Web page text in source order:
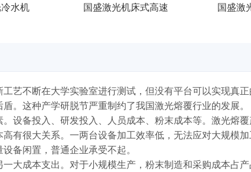
水机 国盛激光机床式高速 国盛激
艺不断在大学实验室进行测试，但没有平台可以实现真
。这种产学研脱节严重制约了我国激光熔覆行业的发展。
设备投入、研发投入、人员成本、粉末成本等。激光熔
有很大关系。一两台设备加工效率低，无法应对大规模
备闲置，普通企业承受不起。
大成本支出。对于小规模生产，粉末制造和采购成本占